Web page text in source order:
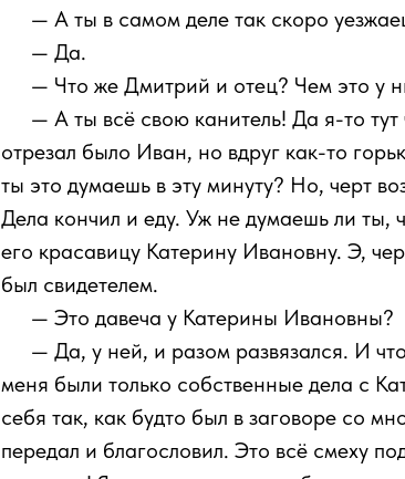
— А ты в самом деле так скоро
— Да.
— Что же Дмитрий и отец? Чем это у
— А ты всё свою канитель! Да я-то
отрезал было Иван, но вдруг как-то
ты это думаешь в эту минуту? Но, черт
Дела кончил и еду. Уж не думаешь ли ты,
его красавицу Катерину Ивановну. Э,
был свидетелем.
— Это давеча у Катерины Ивановны?
— Да, у ней, и разом развязался. И
меня были только собственные дела с
себя так, как будто был в заговоре со
передал и благословил. Это всё смеху